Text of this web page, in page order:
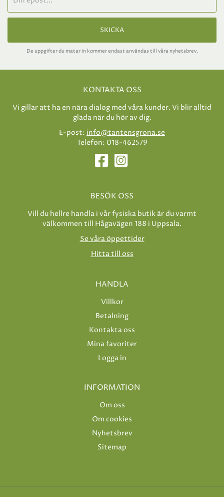
SKICKA
De uppgifter du matar in kommer endast användas till våra nyhetsbrev.
KONTAKTA OSS
Vi gillar att ha en nära dialog med våra kunder. Vi blir alltid
glada när du hör av dig.
E-post: info@tantensgrona.se
Telefon: 018-462579
BESÖK OSS
Vill du hellre handla i vår fysiska butik är du varmt
välkommen till Hågavägen 188 i Uppsala.
Se våra öppettider
Hitta till oss
HANDLA
Villkor
Betalning
Kontakta oss
Mina favoriter
Logga in
INFORMATION
Om oss
Om cookies
Nyhetsbrev
Sitemap